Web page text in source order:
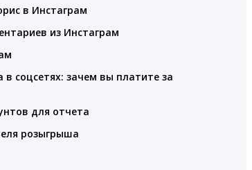
в Инстаграм
из Инстаграм
в соцсетях: зачем вы платите за
для отчета
розыгрыша